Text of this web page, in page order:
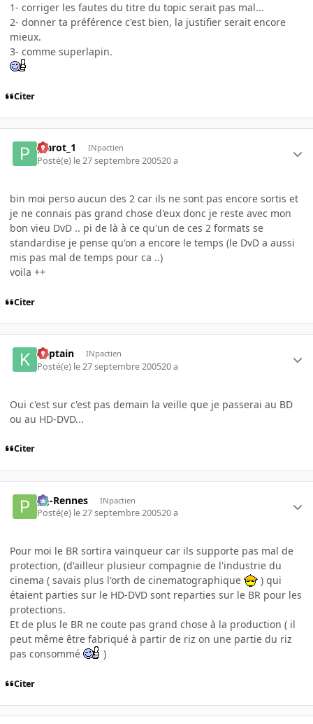
1- corriger les fautes du titre du topic serait pas mal...
2- donner ta préférence c'est bien, la justifier serait encore
mieux.
3- comme superlapin.
Citer
plarot_1 INpactien
Posté(e) le 27 septembre 200520 a
bin moi perso aucun des 2 car ils ne sont pas encore sortis et
je ne connais pas grand chose d'eux donc je reste avec mon
bon vieu DvD .. pi de là à ce qu'un de ces 2 formats se
standardise je pense qu'on a encore le temps (le DvD a aussi
mis pas mal de temps pour ca ..)
voila ++
Citer
Kaptain INpactien
Posté(e) le 27 septembre 200520 a
Oui c'est sur c'est pas demain la veille que je passerai au BD
ou au HD-DVD...
Citer
pg-Rennes INpactien
Posté(e) le 27 septembre 200520 a
Pour moi le BR sortira vainqueur car ils supporte pas mal de
protection, (d'ailleur plusieur compagnie de l'industrie du
cinema ( savais plus l'orth de cinematographique
) qui
étaient parties sur le HD-DVD sont reparties sur le BR pour les
protections.
Et de plus le BR ne coute pas grand chose à la production ( il
peut même être fabriqué à partir de riz on une partie du riz
pas consommé
)
Citer